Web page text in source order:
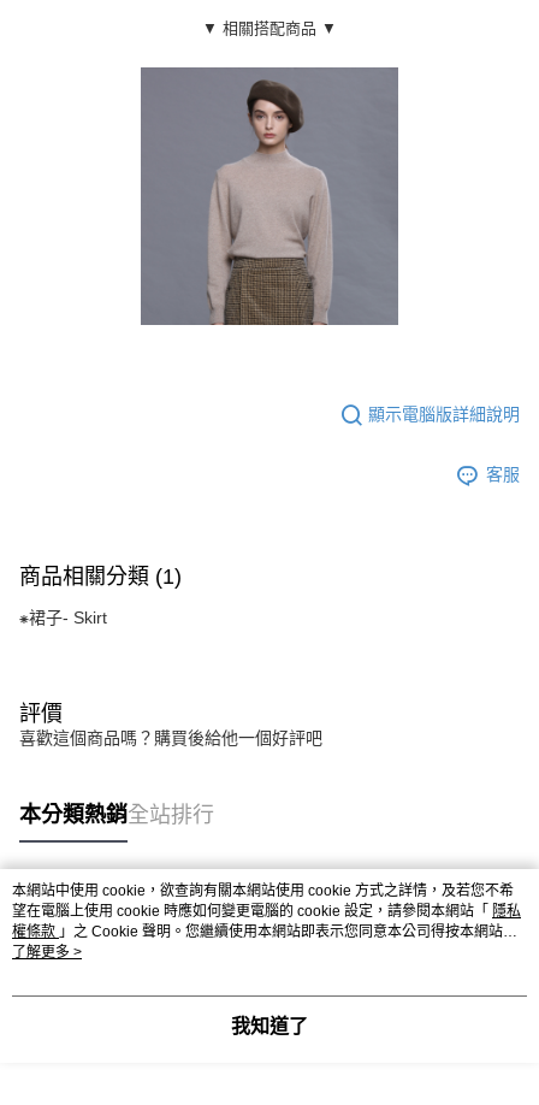
▼ 相關搭配商品 ▼
顯示電腦版詳細說明
客服
商品相關分類 (1)
⁕裙子- Skirt
評價
喜歡這個商品嗎？購買後給他一個好評吧
本分類熱銷全站排行
熱門標籤
本網站中使用 cookie，欲查詢有關本網站使用 cookie 方式之詳情，及若您不希
望在電腦上使用 cookie 時應如何變更電腦的 cookie 設定，請參閱本網站「 隱私
權條款 」之 Cookie 聲明。您繼續使用本網站即表示您同意本公司得按本網站使
用條款之 Cookie 聲明使用 cookie。
了解更多 >
我知道了